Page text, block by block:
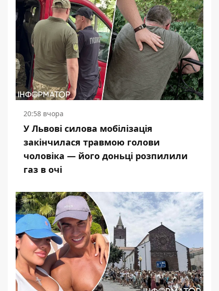
20:58 вчора
У Львові силова мобілізація
закінчилася травмою голови
чоловіка — його доньці розпилили
газ в очі